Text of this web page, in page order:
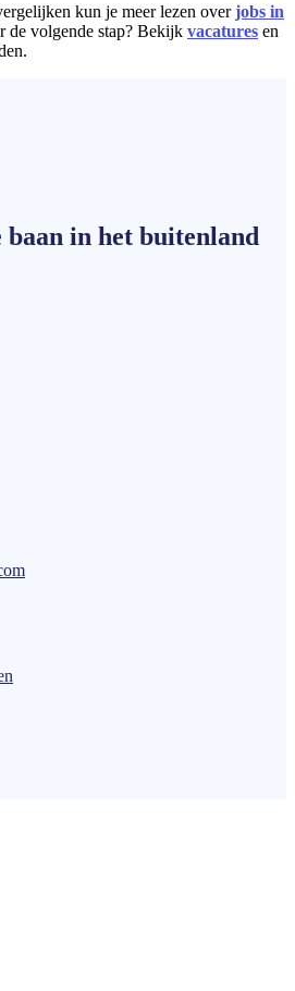
kun je meer lezen overjobs in
de volgende stap? Bekijk vacatures en
baan in het buitenland